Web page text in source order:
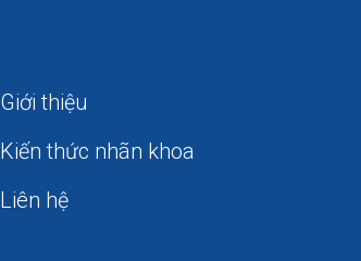
Giới thiệu
Kiến thức nhãn khoa
Liên hệ